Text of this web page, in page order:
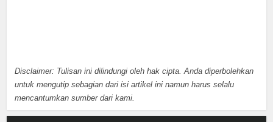
Disclaimer: Tulisan ini dilindungi oleh hak cipta. Anda diperbolehkan
untuk mengutip sebagian dari isi artikel ini namun harus selalu
mencantumkan sumber dari kami.